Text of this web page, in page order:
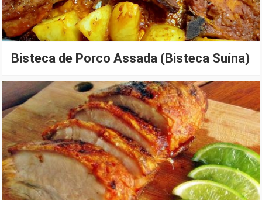
Bisteca de Porco Assada (Bisteca Suína)